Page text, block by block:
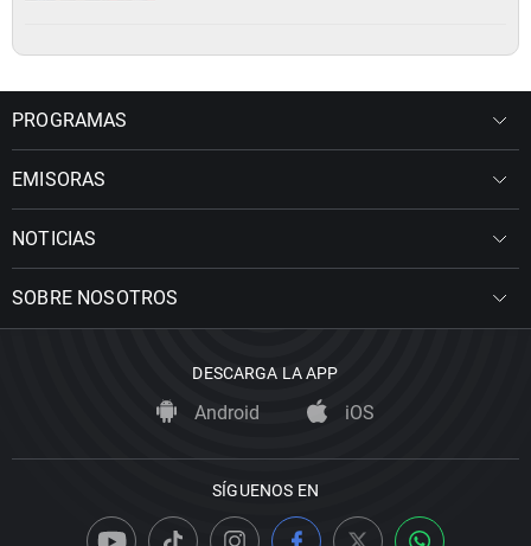
PROGRAMAS
EMISORAS
NOTICIAS
SOBRE NOSOTROS
DESCARGA LA APP
Android iOS
SÍGUENOS EN